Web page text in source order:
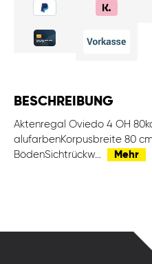
BESCHREIBUNG
Aktenregal Oviedo 4 OH
alufarbenKorpusbreite 80
BödenSichtrückw…
Mehr